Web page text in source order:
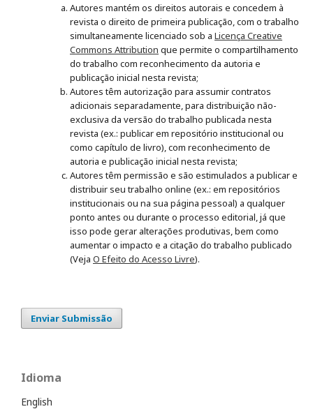
Autores mantém os direitos autorais e concedem à
revista o direito de primeira publicação, com o trabalho
simultaneamente licenciado sob a Licença Creative
Commons Attribution que permite o compartilhamento
do trabalho com reconhecimento da autoria e
publicação inicial nesta revista;
Autores têm autorização para assumir contratos
adicionais separadamente, para distribuição não-
exclusiva da versão do trabalho publicada nesta
revista (ex.: publicar em repositório institucional ou
como capítulo de livro), com reconhecimento de
autoria e publicação inicial nesta revista;
Autores têm permissão e são estimulados a publicar e
distribuir seu trabalho online (ex.: em repositórios
institucionais ou na sua página pessoal) a qualquer
ponto antes ou durante o processo editorial, já que
isso pode gerar alterações produtivas, bem como
aumentar o impacto e a citação do trabalho publicado
(Veja O Efeito do Acesso Livre).
Enviar Submissão
Idioma
English